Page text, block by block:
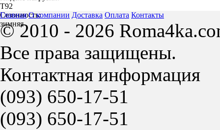
T92
Сезонность:
зимняя
Главная О компании Доставка Оплата Контакты
© 2010 - 2026
Все права защищены.
Контактная информация
(093) 650-17-51
(093) 650-17-51